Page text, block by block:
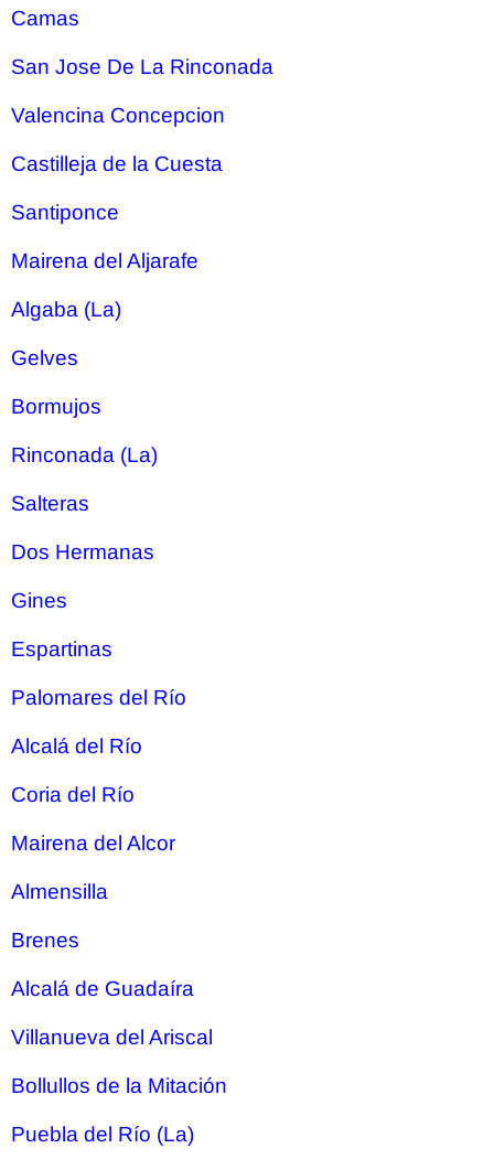
Camas
San Jose De La Rinconada
Valencina Concepcion
Castilleja de la Cuesta
Santiponce
Mairena del Aljarafe
Algaba (La)
Gelves
Bormujos
Rinconada (La)
Salteras
Dos Hermanas
Gines
Espartinas
Palomares del Río
Alcalá del Río
Coria del Río
Mairena del Alcor
Almensilla
Brenes
Alcalá de Guadaíra
Villanueva del Ariscal
Bollullos de la Mitación
Puebla del Río (La)